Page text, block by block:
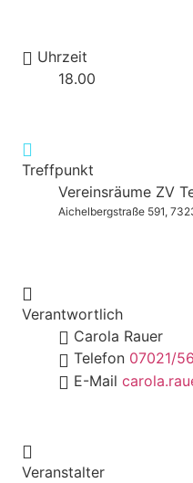
Uhrzeit
18.00
Treffpunkt
Vereinsräume ZV
Aichelbergstraße 591,
Verantwortlich
Carola Rauer
Telefon 07021/
E-Mail
Veranstalter